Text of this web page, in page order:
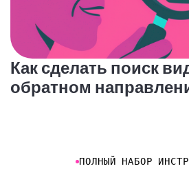
Как сделать поиск
обратном
ПОЛНЫЙ НАБОР